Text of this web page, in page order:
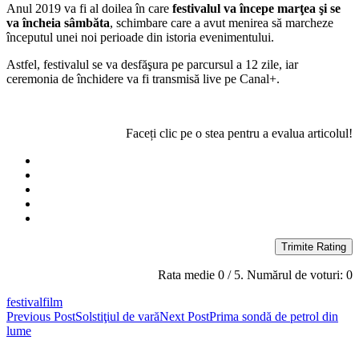
Anul 2019 va fi al doilea în care festivalul va începe marţea şi se
va încheia sâmbăta, schimbare care a avut menirea să marcheze
începutul unei noi perioade din istoria evenimentului.
Astfel, festivalul se va desfăşura pe parcursul a 12 zile, iar
ceremonia de închidere va fi transmisă live pe Canal+.
Faceți clic pe o stea pentru a evalua articolul!
Trimite Rating
Rata medie 0 / 5. Numărul de voturi: 0
festivalfilm
Post
navigation
Previous PostSolstiţiul de varăNext PostPrima sondă de petrol din
lume